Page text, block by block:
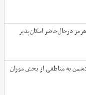
درحال‌حاضر امکان‌پذیر
دشمن به مناطقی از بخش موران